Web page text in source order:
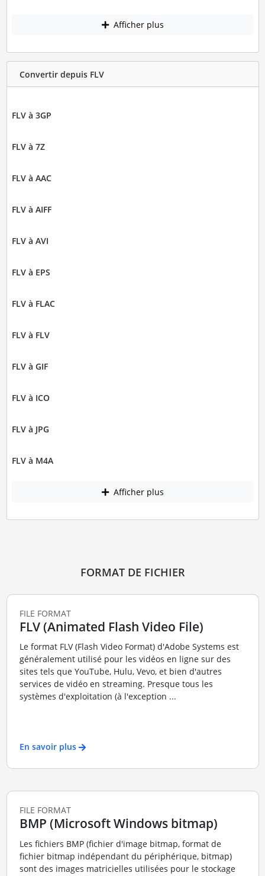
Afficher plus
Convertir depuis FLV
FLV à 3GP
FLV à 7Z
FLV à AAC
FLV à AIFF
FLV à AVI
FLV à EPS
FLV à FLAC
FLV à FLV
FLV à GIF
FLV à ICO
FLV à JPG
FLV à M4A
Afficher plus
FORMAT DE FICHIER
FILE FORMAT
FLV (Animated Flash Video File)
Le format FLV (Flash Video Format) d'Adobe Systems est
généralement utilisé pour les vidéos en ligne sur des
sites tels que YouTube, Hulu, Vevo, et bien d'autres
services de vidéo en streaming. Presque tous les
systèmes d'exploitation (à l'exception ...
En savoir plus
FILE FORMAT
BMP (Microsoft Windows bitmap)
Les fichiers BMP (fichier d'image bitmap, format de
fichier bitmap indépendant du périphérique, bitmap)
sont des images matricielles utilisées pour le stockage